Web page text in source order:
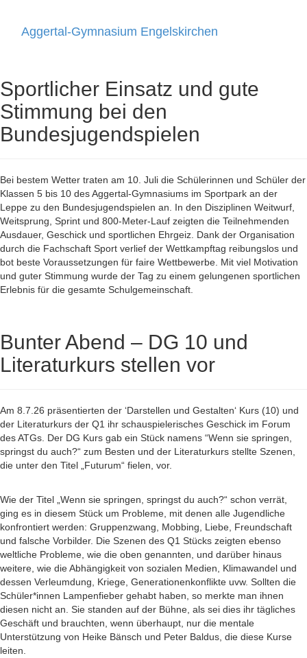
Aggertal-Gymnasium Engelskirchen
Sportlicher Einsatz und gute
Stimmung bei den
Bundesjugendspielen
Bei bestem Wetter traten am 10. Juli die Schülerinnen und Schüler der
Klassen 5 bis 10 des Aggertal-Gymnasiums im Sportpark an der
Leppe zu den Bundesjugendspielen an. In den Disziplinen Weitwurf,
Weitsprung, Sprint und 800-Meter-Lauf zeigten die Teilnehmenden
Ausdauer, Geschick und sportlichen Ehrgeiz. Dank der Organisation
durch die Fachschaft Sport verlief der Wettkampftag reibungslos und
bot beste Voraussetzungen für faire Wettbewerbe. Mit viel Motivation
und guter Stimmung wurde der Tag zu einem gelungenen sportlichen
Erlebnis für die gesamte Schulgemeinschaft.
Bunter Abend – DG 10 und
Literaturkurs stellen vor
Am 8.7.26 präsentierten der ‘Darstellen und Gestalten‘ Kurs (10) und
der Literaturkurs der Q1 ihr schauspielerisches Geschick im Forum
des ATGs. Der DG Kurs gab ein Stück namens “Wenn sie springen,
springst du auch?“ zum Besten und der Literaturkurs stellte Szenen,
die unter den Titel „Futurum“ fielen, vor.
Wie der Titel „Wenn sie springen, springst du auch?“ schon verrät,
ging es in diesem Stück um Probleme, mit denen alle Jugendliche
konfrontiert werden: Gruppenzwang, Mobbing, Liebe, Freundschaft
und falsche Vorbilder. Die Szenen des Q1 Stücks zeigten ebenso
weltliche Probleme, wie die oben genannten, und darüber hinaus
weitere, wie die Abhängigkeit von sozialen Medien, Klimawandel und
dessen Verleumdung, Kriege, Generationenkonflikte uvw. Sollten die
Schüler*innen Lampenfieber gehabt haben, so merkte man ihnen
diesen nicht an. Sie standen auf der Bühne, als sei dies ihr tägliches
Geschäft und brauchten, wenn überhaupt, nur die mentale
Unterstützung von Heike Bänsch und Peter Baldus, die diese Kurse
leiten.